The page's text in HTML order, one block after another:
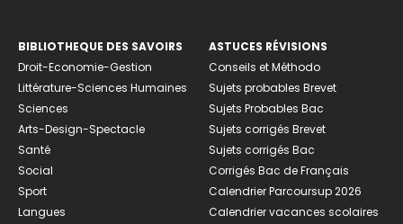
BIBLIOTHEQUE DES SAVOIRS
Droit-Economie-Gestion
Littérature-Sciences Humaines
Sciences
Arts-Design-Spectacle
Santé
Social
Sport
Langues
ASTUCES RÉVISIONS
Conseils et Méthodo
Sujets probables Brevet
Sujets Probables Bac
Sujets corrigés Brevet
Sujets corrigés Bac
Corrigés Bac de Français
Calendrier Parcoursup 2026
Calendrier vacances scolaires